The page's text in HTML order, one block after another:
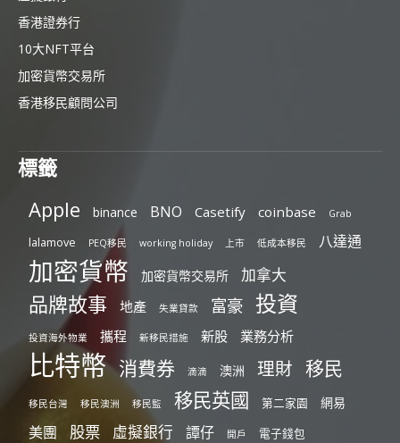
香港證券行
10大NFT平台
加密貨幣交易所
香港移民顧問公司
標籤
Apple binance BNO Casetify coinbase Grab
lalamove PEQ移民 working holiday 上市 低成本移民 八達通
加密貨幣 加密貨幣交易所 加拿大
品牌故事 地產 失業貸款 富豪 投資
投資海外物業 攜程 新移民措施 新股 業務分析
比特幣 消費券 滴滴 澳洲 理財 移民
移民台灣 移民澳洲 移民監 移民英國 第二家園 網易
美團 股票 虛擬銀行 譚仔 開戶 電子錢包